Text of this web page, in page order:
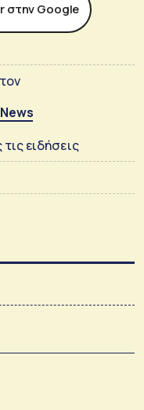
στην Google
ειδήσεις